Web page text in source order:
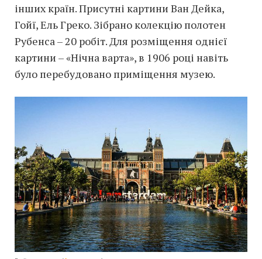
інших країн. Присутні картини Ван Дейка,
Гойї, Ель Греко. Зібрано колекцію полотен
Рубенса – 20 робіт. Для розміщення однієї
картини – «Нічна варта», в 1906 році навіть
було перебудовано приміщення музею.